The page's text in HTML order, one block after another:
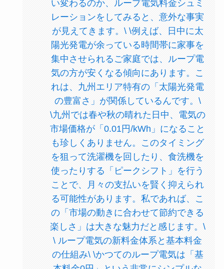
い変わるのか、ループ電気料金シュミ
レーションをしてみると、意外な事実
が見えてきます。\ \例えば、日中に太
陽光発電が余っている時間帯に家事を
集中させられるご家庭では、ループ電
気の方が安くなる傾向にあります。こ
れは、九州エリア特有の「太陽光発電
の豊富さ」が関係しているんです。\
\九州では春や秋の晴れた日中、電気の
市場価格が「0.01円/kWh」になること
も珍しくありません。このタイミング
を狙って洗濯機を回したり、食洗機を
使ったりする「ピークシフト」を行う
ことで、月々の支払いを賢く抑えられ
る可能性があります。私であれば、こ
の「市場の動きに合わせて節約できる
楽しさ」は大きな魅力だと感じます。\
\ ループ電気の新料金体系と基本料金
の仕組み\ \かつてのループ電気は「基